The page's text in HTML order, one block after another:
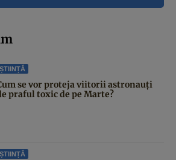
ȘTIINȚĂ
se vor proteja viitorii astronauți
praful toxic de pe Marte?
ȘTIINȚĂ